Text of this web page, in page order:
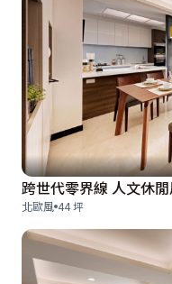
跨世代零界線 人文休
北歐風 44 坪